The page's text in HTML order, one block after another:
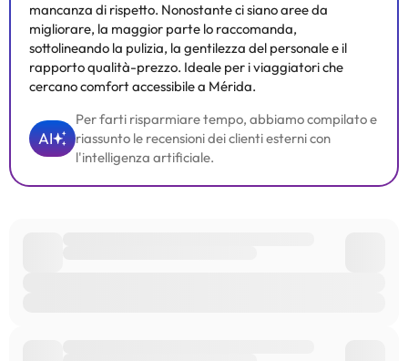
mancanza di rispetto. Nonostante ci siano aree da
migliorare, la maggior parte lo raccomanda,
sottolineando la pulizia, la gentilezza del personale e il
rapporto qualità-prezzo. Ideale per i viaggiatori che
cercano comfort accessibile a Mérida.
AI
Per farti risparmiare tempo, abbiamo compilato e
riassunto le recensioni dei clienti esterni con
l'intelligenza artificiale.